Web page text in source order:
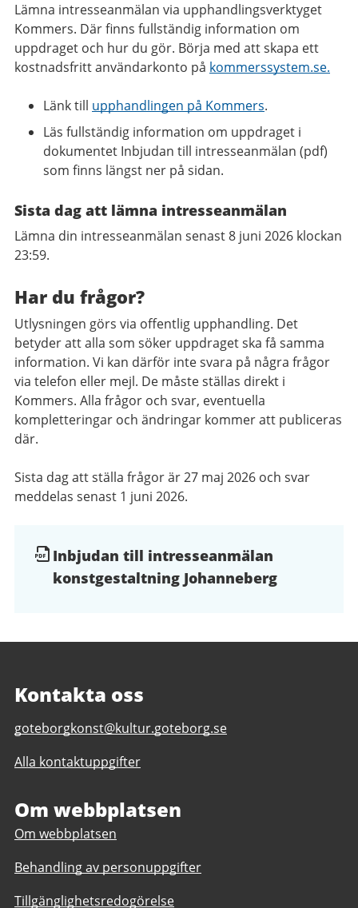
Lämna intresseanmälan via upphandlingsverktyget
Kommers. Där finns fullständig information om
uppdraget och hur du gör. Börja med att skapa ett
kostnadsfritt användarkonto på kommerssystem.se.
Länk till upphandlingen på Kommers.
Läs fullständig information om uppdraget i
dokumentet Inbjudan till intresseanmälan (pdf)
som finns längst ner på sidan.
Sista dag att lämna intresseanmälan
Lämna din intresseanmälan senast 8 juni 2026 klockan
23:59.
Har du frågor?
Utlysningen görs via offentlig upphandling. Det
betyder att alla som söker uppdraget ska få samma
information. Vi kan därför inte svara på några frågor
via telefon eller mejl. De måste ställas direkt i
Kommers. Alla frågor och svar, eventuella
kompletteringar och ändringar kommer att publiceras
där.
Sista dag att ställa frågor är 27 maj 2026 och svar
meddelas senast 1 juni 2026.
Dokument
och
Inbjudan till intresseanmälan
konstgestaltning Johanneberg
Kontakta oss
E-
till
Konst
goteborgkonst@kultur.goteborg.se
Alla kontaktuppgifter
Om webbplatsen
Om webbplatsen
Behandling av personuppgifter
Tillgänglighetsredogörelse